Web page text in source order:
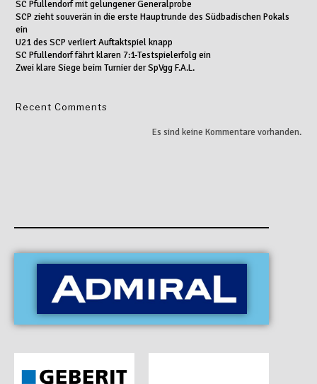
SC Pfullendorf mit gelungener Generalprobe
SCP zieht souverän in die erste Hauptrunde des Südbadischen Pokals
ein
U21 des SCP verliert Auftaktspiel knapp
SC Pfullendorf fährt klaren 7:1-Testspielerfolg ein
Zwei klare Siege beim Turnier der SpVgg F.A.L.
Recent Comments
Es sind keine Kommentare vorhanden.